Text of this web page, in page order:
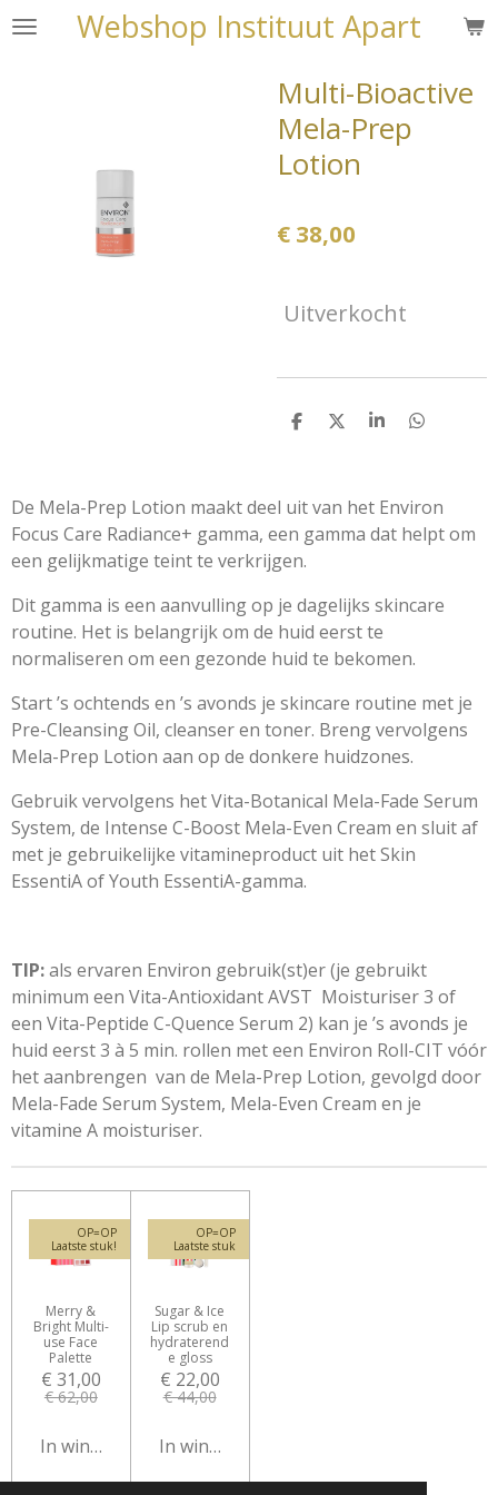
Ga
Webshop Instituut Apart
Multi-Bioactive
Mela-Prep
Lotion
€ 38,00
Uitverkocht
D
n
D
S
e
D
De Mela-Prep Lotion maakt deel uit van het Environ
Focus Care Radiance+ gamma, een gamma dat helpt om
een gelijkmatige teint te verkrijgen.
Dit gamma is een aanvulling op je dagelijks skincare
routine. Het is belangrijk om de huid eerst te
normaliseren om een gezonde huid te bekomen.
Start ’s ochtends en ’s avonds je skincare routine met je
Pre-Cleansing Oil, cleanser en toner. Breng vervolgens
Mela-Prep Lotion aan op de donkere huidzones.
Gebruik vervolgens het Vita-Botanical Mela-Fade Serum
System, de Intense C-Boost Mela-Even Cream en sluit af
met je gebruikelijke vitamineproduct uit het Skin
EssentiA of Youth EssentiA-gamma.
TIP:als ervaren Environ gebruik(st)er (je gebruikt
minimum een Vita-Antioxidant AVST Moisturiser 3 of
een Vita-Peptide C-Quence Serum 2) kan je ’s avonds je
huid eerst 3 à 5 min. rollen met een Environ Roll-CIT vóór
het aanbrengen van de Mela-Prep Lotion, gevolgd door
Mela-Fade Serum System, Mela-Even Cream en je
vitamine A moisturiser.
OP=OP
Laatste stuk!
Merry &
Bright Multi-
use Face
Palette
€ 31,00
€ 62,00
In winkelwagen
OP=OP
Laatste stuk
Sugar & Ice
Lip scrub en
hydraterend
e gloss
€ 22,00
€ 44,00
In winkelwagen